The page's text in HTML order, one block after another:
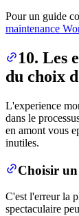
Pour un guide
maintenance
10. Les
du choix
L'experience
dans le
en amont vous
inutiles.
Choisir
C'est l'erreur la
spectaculaire